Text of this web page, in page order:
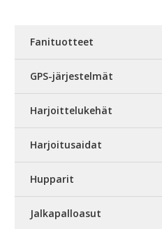
Fanituotteet
GPS-järjestelmät
Harjoittelukehät
Harjoitusaidat
Hupparit
Jalkapalloasut